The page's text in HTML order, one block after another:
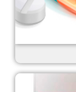
Коцюбинское
Конотоп
Коростень
Корсунь-
Ковель
Козин